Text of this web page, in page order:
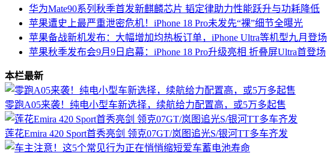
华为Mate90系列秋季首发新麒麟芯片 韬定律助力性能跃升与功耗降低
苹果遭史上最严重泄密危机！iPhone 18 Pro未发先“裸”细节全曝光
苹果备战新机发布：大幅增加均热板订单，iPhone Ultra等机型九月登场
苹果秋季发布会9月9日启幕：iPhone 18 Pro升级亮相 折叠屏Ultra首登场
本栏最新
零跑A05来袭！纯电小型车新选择，续航给力配置高，或5万多起售
莲花Emira 420 Sport首秀亮剑 领克07GT/岚图追光S/银河TT多车齐发